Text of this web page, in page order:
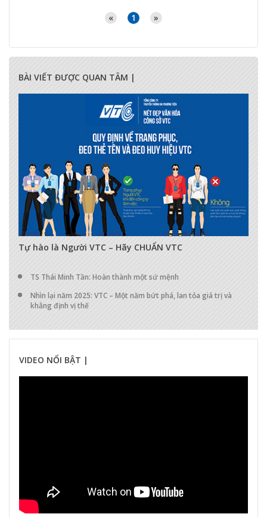
« 1 »
BÀI VIẾT ĐƯỢC QUAN TÂM |
Tự hào là Người VTC – Hãy CHUẨN VTC
TS Thái Minh Tần: Hoàn thành một sứ mệnh
Nhìn lại năm 2025: VTC – Một năm bứt phá, lan tỏa giá trị và
khẳng định vị thế
VIDEO NỔI BẬT |